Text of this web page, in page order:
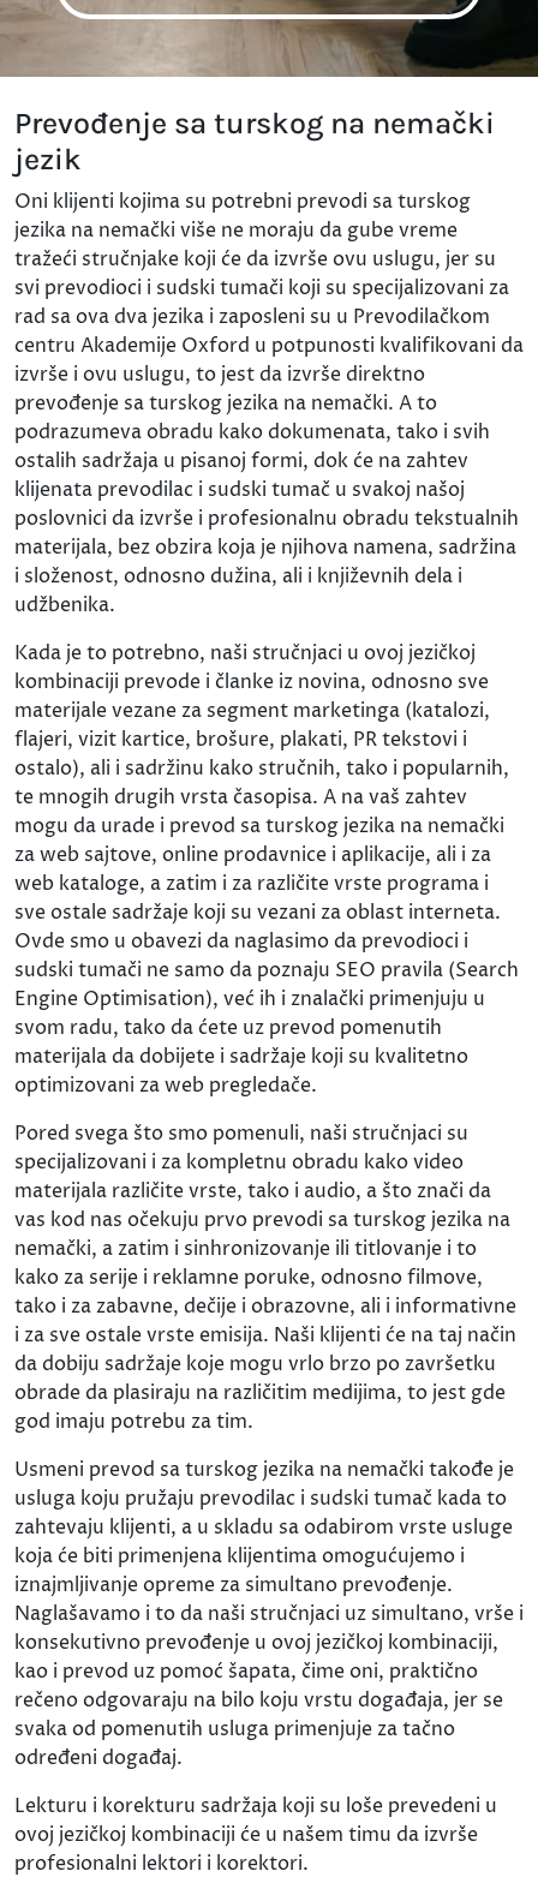
Prevođenje sa turskog na nemački
jezik
Oni klijenti kojima su potrebni prevodi sa turskog
jezika na nemački više ne moraju da gube vreme
tražeći stručnjake koji će da izvrše ovu uslugu, jer su
svi prevodioci i sudski tumači koji su specijalizovani za
rad sa ova dva jezika i zaposleni su u Prevodilačkom
centru Akademije Oxford u potpunosti kvalifikovani da
izvrše i ovu uslugu, to jest da izvrše direktno
prevođenje sa turskog jezika na nemački. A to
podrazumeva obradu kako dokumenata, tako i svih
ostalih sadržaja u pisanoj formi, dok će na zahtev
klijenata prevodilac i sudski tumač u svakoj našoj
poslovnici da izvrše i profesionalnu obradu tekstualnih
materijala, bez obzira koja je njihova namena, sadržina
i složenost, odnosno dužina, ali i književnih dela i
udžbenika.
Kada je to potrebno, naši stručnjaci u ovoj jezičkoj
kombinaciji prevode i članke iz novina, odnosno sve
materijale vezane za segment marketinga (katalozi,
flajeri, vizit kartice, brošure, plakati, PR tekstovi i
ostalo), ali i sadržinu kako stručnih, tako i popularnih,
te mnogih drugih vrsta časopisa. A na vaš zahtev
mogu da urade i prevod sa turskog jezika na nemački
za web sajtove, online prodavnice i aplikacije, ali i za
web kataloge, a zatim i za različite vrste programa i
sve ostale sadržaje koji su vezani za oblast interneta.
Ovde smo u obavezi da naglasimo da prevodioci i
sudski tumači ne samo da poznaju SEO pravila (Search
Engine Optimisation), već ih i znalački primenjuju u
svom radu, tako da ćete uz prevod pomenutih
materijala da dobijete i sadržaje koji su kvalitetno
optimizovani za web pregledače.
Pored svega što smo pomenuli, naši stručnjaci su
specijalizovani i za kompletnu obradu kako video
materijala različite vrste, tako i audio, a što znači da
vas kod nas očekuju prvo prevodi sa turskog jezika na
nemački, a zatim i sinhronizovanje ili titlovanje i to
kako za serije i reklamne poruke, odnosno filmove,
tako i za zabavne, dečije i obrazovne, ali i informativne
i za sve ostale vrste emisija. Naši klijenti će na taj način
da dobiju sadržaje koje mogu vrlo brzo po završetku
obrade da plasiraju na različitim medijima, to jest gde
god imaju potrebu za tim.
Usmeni prevod sa turskog jezika na nemački takođe je
usluga koju pružaju prevodilac i sudski tumač kada to
zahtevaju klijenti, a u skladu sa odabirom vrste usluge
koja će biti primenjena klijentima omogućujemo i
iznajmljivanje opreme za simultano prevođenje.
Naglašavamo i to da naši stručnjaci uz simultano, vrše i
konsekutivno prevođenje u ovoj jezičkoj kombinaciji,
kao i prevod uz pomoć šapata, čime oni, praktično
rečeno odgovaraju na bilo koju vrstu događaja, jer se
svaka od pomenutih usluga primenjuje za tačno
određeni događaj.
Lekturu i korekturu sadržaja koji su loše prevedeni u
ovoj jezičkoj kombinaciji će u našem timu da izvrše
profesionalni lektori i korektori.